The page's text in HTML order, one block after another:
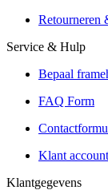
Reservering
Retourneren
Service & Hulp
Bepaal
FAQ Form
Klant account
Klantgegevens